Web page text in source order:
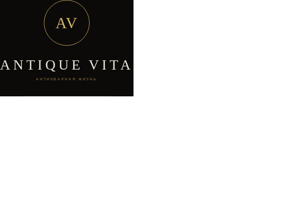
AV
ANTIQUE VITA
АНТИКВАРНАЯ ЖИЗНЬ